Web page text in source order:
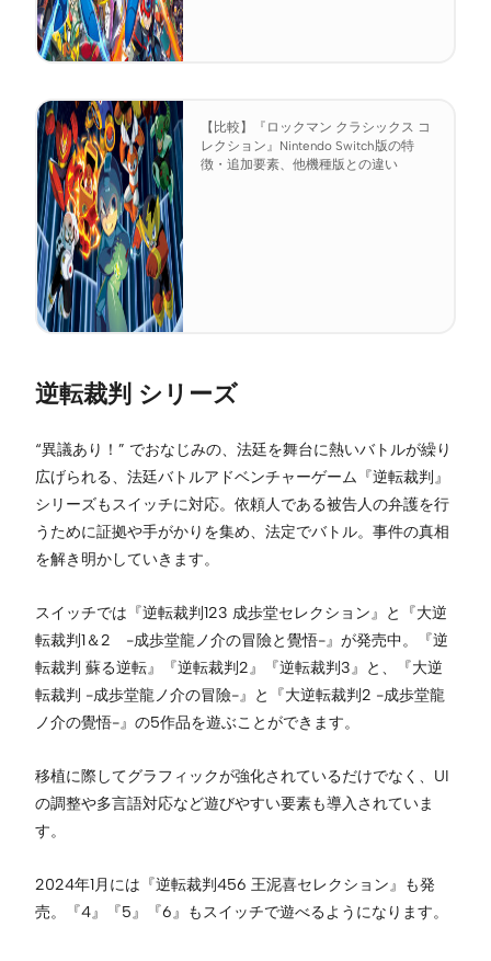
【比較】『ロックマン クラシックス コ
レクション』Nintendo Switch版の特
徴・追加要素、他機種版との違い
逆転裁判 シリーズ
“異議あり！” でおなじみの、法廷を舞台に熱いバトルが繰り
広げられる、法廷バトルアドベンチャーゲーム『逆転裁判』
シリーズもスイッチに対応。依頼人である被告人の弁護を行
うために証拠や手がかりを集め、法定でバトル。事件の真相
を解き明かしていきます。
スイッチでは『逆転裁判123 成歩堂セレクション』と『大逆
転裁判1＆2 -成歩堂龍ノ介の冒險と覺悟-』が発売中。『逆
転裁判 蘇る逆転』『逆転裁判2』『逆転裁判3』と、『大逆
転裁判 -成歩堂龍ノ介の冒險-』と『大逆転裁判2 -成歩堂龍
ノ介の覺悟-』の5作品を遊ぶことができます。
移植に際してグラフィックが強化されているだけでなく、UI
の調整や多言語対応など遊びやすい要素も導入されていま
す。
2024年1月には『逆転裁判456 王泥喜セレクション』も発
売。『4』『5』『6』もスイッチで遊べるようになります。